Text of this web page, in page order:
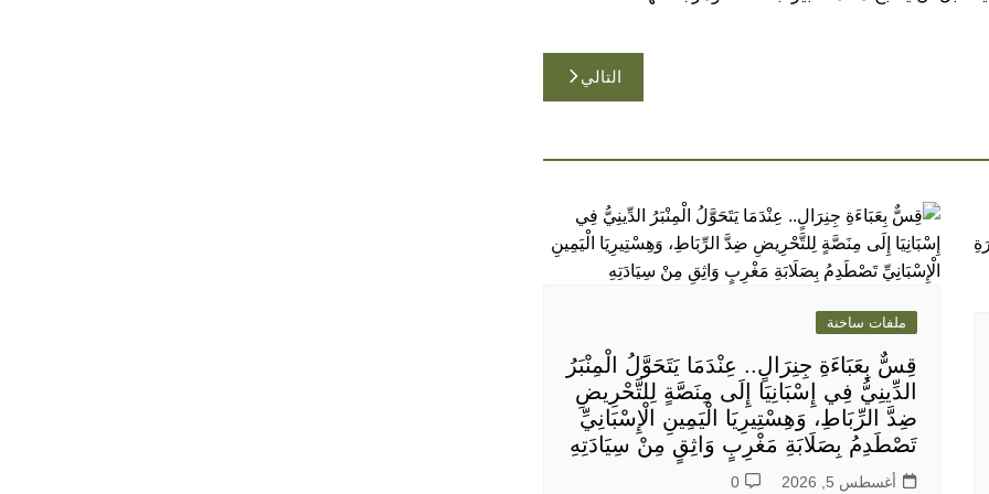
التالي
ملفات ساخنة
قِسٌّ بِعَبَاءَةِ جِنِرَالٍ.. عِنْدَمَا يَتَحَوَّلُ الْمِنْبَرُ
الدِّينِيُّ فِي إِسْبَانِيَا إِلَى مِنَصَّةٍ لِلتَّحْرِيضِ
ضِدَّ الرِّبَاطِ، وَهِسْتِيرِيَا الْيَمِينِ الْإِسْبَانِيِّ
تَصْطَدِمُ بِصَلَابَةِ مَغْرِبٍ وَاثِقٍ مِنْ سِيَادَتِهِ
أغسطس 5, 2026 0